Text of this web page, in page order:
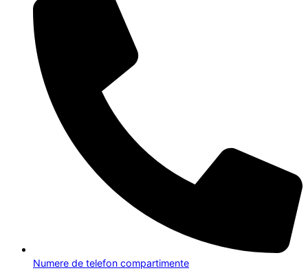
Numere de telefon compartimente